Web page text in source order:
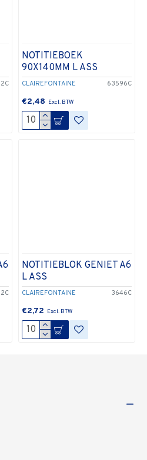
CLAIREFONTAINE 63596C
NOTITIEBOEK
90X140MM L ASS
€2,48
CLAIREFONTAINE 3646C
NOTITIEBLOK GENIET A6
L ASS
€2,72